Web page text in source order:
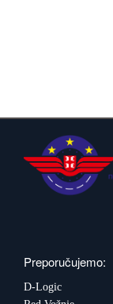
Preporučujemo:
D-Logic